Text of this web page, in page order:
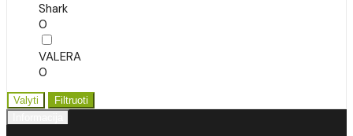
Shark
0
VALERA
0
Valyti
Filtruoti